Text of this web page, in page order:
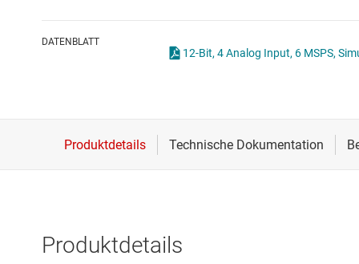
Isolierung
DATENBLATT
12-Bit, 4 Analog Input, 6 MSPS,
Produktdetails